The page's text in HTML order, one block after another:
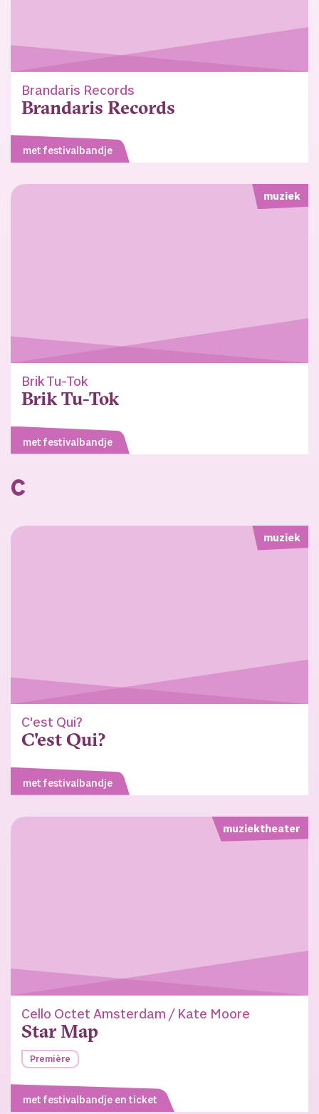
Brandaris Records
Brandaris Records
met festivalbandje
muziek
Brik Tu-Tok
Brik Tu-Tok
met festivalbandje
C
muziek
C'est Qui?
C'est Qui?
met festivalbandje
muziektheater
Cello Octet Amsterdam / Kate Moore
Star Map
Première
met festivalbandje en ticket